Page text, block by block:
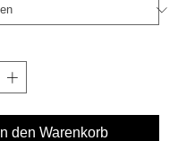
In den Warenkorb